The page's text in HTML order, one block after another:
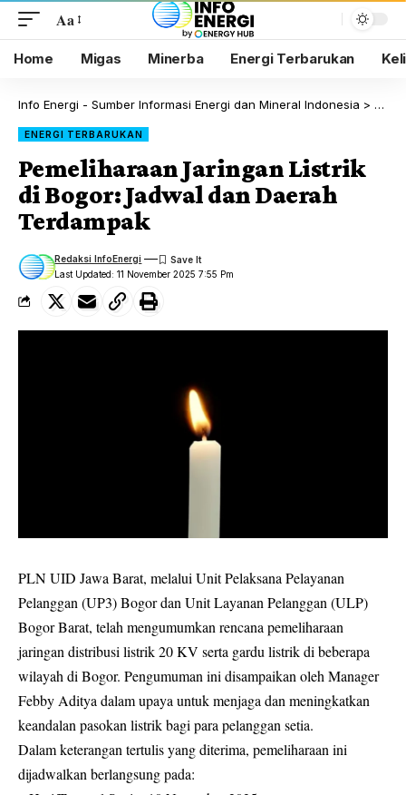
Aa
Home Migas Minerba Energi Terbarukan
Info Energi - Sumber Informasi Energi dan Mineral Indonesia > Blog
ENERGI TERBARUKAN
Pemeliharaan Jaringan Listrik
di Bogor: Jadwal dan Daerah
Terdampak
Last Updated: 11 November 2025 7:55 Pm
Redaksi InfoEnergi
PLN UID Jawa Barat, melalui Unit Pelaksana Pelayanan
Pelanggan (UP3) Bogor dan Unit Layanan Pelanggan (ULP)
Bogor Barat, telah mengumumkan rencana pemeliharaan
jaringan distribusi listrik 20 KV serta gardu listrik di beberapa
wilayah di Bogor. Pengumuman ini disampaikan oleh Manager
Febby Aditya dalam upaya untuk menjaga dan meningkatkan
keandalan pasokan listrik bagi para pelanggan setia.
Dalam keterangan tertulis yang diterima, pemeliharaan ini
dijadwalkan berlangsung pada: